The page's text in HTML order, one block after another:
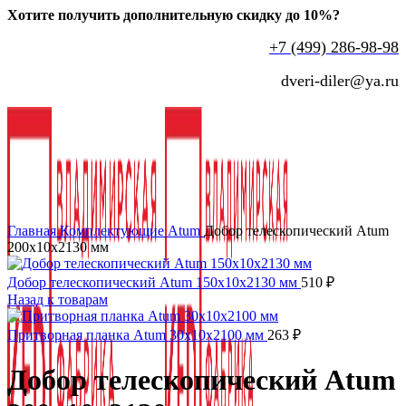
Хотите получить дополнительную скидку до 10%?
+7 (499) 286-98-98
dveri-diler@ya.ru
Нажмите, чтобы увеличить
ГлавнаяКомплектующие Atum Добор телескопический Atum
200x10x2130 мм
Добор телескопический Atum 150x10x2130 мм 510 ₽
Назад к товарам
Притворная планка Atum 30x10x2100 мм 263 ₽
Добор телескопический Atum